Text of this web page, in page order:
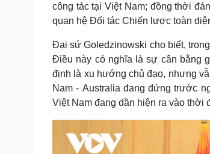
Sức khỏe
Cây thuốc
Sản phụ khoa
Nhi khoa
Làm đẹp - giảm cân
Phòng mạch online
Ăn sạch sống khỏe
Đời sống
Blog
Tình
Cải chính
công tác tại Việt Nam; đồng thời
quan hệ Đối tác Chiến lược toàn
Đại sứ Goledzinowski cho biết,
Điều này có nghĩa là sự cân bằng
định là xu hướng chủ đạo, nhưng
Nam - Australia đang đứng trước
Việt Nam đang dần hiện ra vào thời